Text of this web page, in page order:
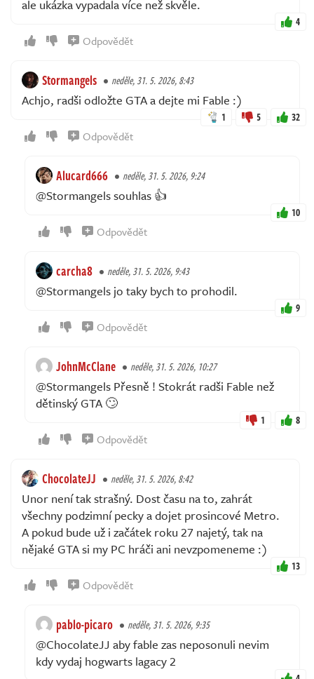
ale ukázka vypadala více než skvěle.
4
Odpovědět
Stormangels neděle, 31. 5. 2026, 8:43
Achjo, radši odložte GTA a dejte mi Fable :)
1 5 32
Odpovědět
Alucard666 neděle, 31. 5. 2026, 9:24
@Stormangels souhlas 👍
10
Odpovědět
carcha8 neděle, 31. 5. 2026, 9:43
@Stormangels jo taky bych to prohodil.
9
Odpovědět
JohnMcClane neděle, 31. 5. 2026, 10:27
@Stormangels Přesně ! Stokrát radši Fable než
dětinský GTA 🙄
1 8
Odpovědět
ChocolateJJ neděle, 31. 5. 2026, 8:42
Unor není tak strašný. Dost času na to, zahrát
všechny podzimní pecky a dojet prosincové Metro.
A pokud bude už i začátek roku 27 najetý, tak na
nějaké GTA si my PC hráči ani nevzpomeneme :)
13
Odpovědět
pablo-picaro neděle, 31. 5. 2026, 9:35
@ChocolateJJ aby fable zas neposonuli nevim
kdy vydaj hogwarts lagacy 2